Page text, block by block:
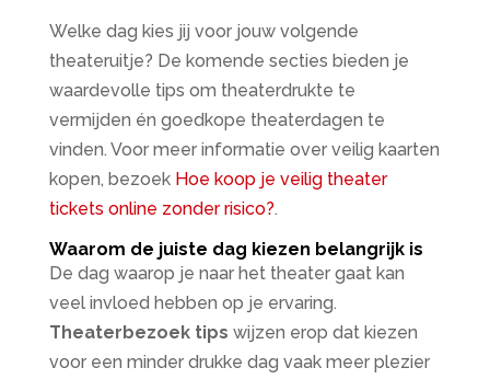
Welke dag kies jij voor jouw volgende
theateruitje? De komende secties bieden je
waardevolle tips om theaterdrukte te
vermijden én goedkope theaterdagen te
vinden. Voor meer informatie over veilig kaarten
kopen, bezoek Hoe koop je veilig theater
tickets online zonder risico?.
Waarom de juiste dag kiezen belangrijk is
De dag waarop je naar het theater gaat kan
veel invloed hebben op je ervaring.
Theaterbezoek tips wijzen erop dat kiezen
voor een minder drukke dag vaak meer plezier